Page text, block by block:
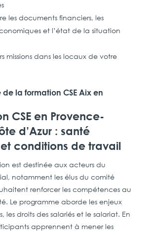
les documents financiers, les
et l’état de la situation
missions dans les locaux de votre
la formation CSE Aix en
CSE en Provence-
d’Azur : santé
conditions de travail
est destinée aux acteurs du
notamment les élus du comité
renforcer les compétences au
Le programme aborde les enjeux
les droits des salariés et le salariat. En
apprennent à mener les